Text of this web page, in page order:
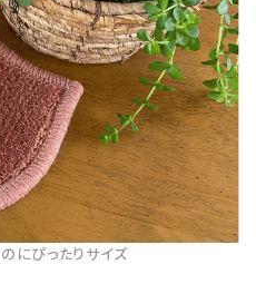
にぴったりサイズ